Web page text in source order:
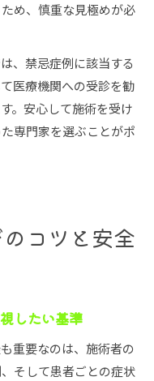
め、慎重な見極めが必
、禁忌症例に該当する
医療機関への受診を勧
。安心して施術を受け
専門家を選ぶことがポ
コツと安全
したい基準
重要なのは、施術者の
そして患者ごとの症状